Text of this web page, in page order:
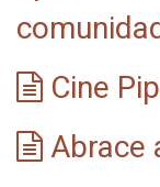
Cine
Abrace